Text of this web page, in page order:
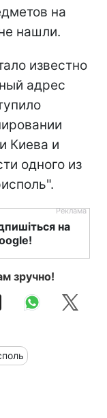
на
нашли.
известно
адрес
Киева и
одного из
на
зручно!